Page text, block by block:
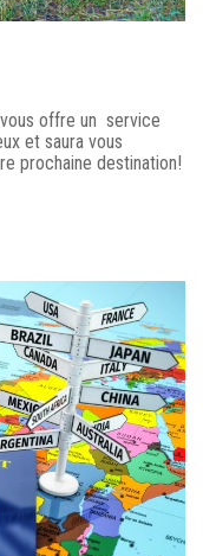
offre un service
et saura vous
prochaine destination!